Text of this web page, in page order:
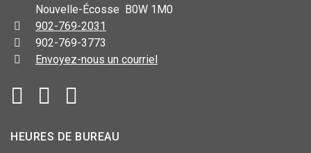
Nouvelle-Écosse B0W 1M0
902-769-2031
902-769-3773
Envoyez-nous un courriel
HEURES DE BUREAU